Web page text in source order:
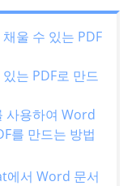
울 수 있는 PDF
는 PDF로 만드
사용하여 Word
를 만드는 방법
에서 Word 문서